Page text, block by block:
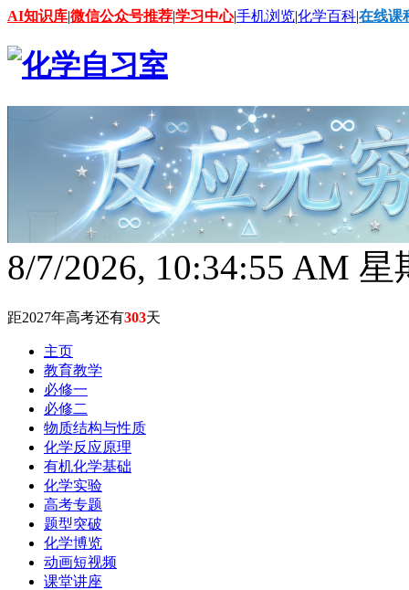
AI知识库|微信公众号推荐|学习中心|手机浏览|化学百科|在线课
8/7/2026, 10:34:58 AM 星
距2027年高考还有303天
主页
教育教学
必修一
必修二
物质结构与性质
化学反应原理
有机化学基础
化学实验
高考专题
题型突破
化学博览
动画短视频
课堂讲座